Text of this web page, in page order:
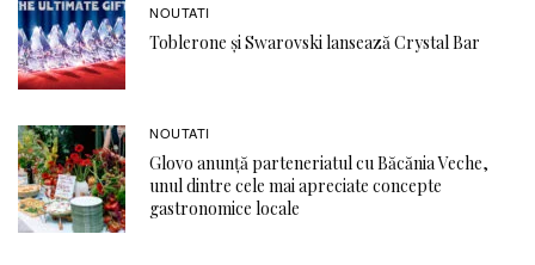
NOUTATI
Toblerone și Swarovski lansează Crystal Bar
NOUTATI
Glovo anunță parteneriatul cu Băcănia Veche,
unul dintre cele mai apreciate concepte
gastronomice locale